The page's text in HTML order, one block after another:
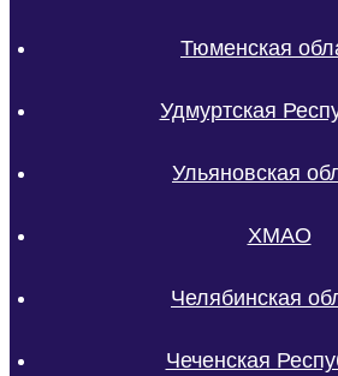
Тюменская
Удмуртская
Ульяновская
ХМАО
Челябинская
Чеченская